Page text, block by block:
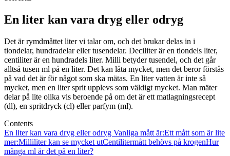
En liter kan vara dryg eller odryg
Det är rymdmåttet liter vi talar om, och det brukar delas in i
tiondelar, hundradelar eller tusendelar. Deciliter är en tiondels liter,
centiliter är en hundradels liter. Milli betyder tusendel, och det går
alltså tusen ml på en liter. Det kan låta mycket, men det beror förstås
på vad det är för något som ska mätas. En liter vatten är inte så
mycket, men en liter sprit upplevs som väldigt mycket. Man mäter
delar på lite olika vis beroende på om det är ett matlagningsrecept
(dl), en spritdryck (cl) eller parfym (ml).
Contents
En liter kan vara dryg eller odryg Vanliga mått är:Ett mått som är lite
mer:Milliliter kan se mycket utCentilitermått behövs på krogenHur
många ml är det på en liter?